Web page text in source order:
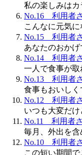
私の楽しみは
No.16 利用者
こんなに元気
No.15 利用者
あなたのおかげ
No.14 利用者
一人で食事が
No.13 利用者
食事もおいしく
No.12 利用者
いつも大変だけ
No.11 利用者さ
毎月、外出を含
No.10 利用者
この短い期間